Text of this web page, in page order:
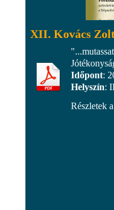
XII. Kovács
Időpont:
Helyszín:
Részletek